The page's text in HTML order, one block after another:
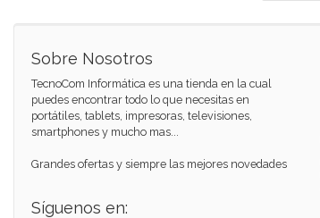
Sobre Nosotros
TecnoCom Informática es una tienda en la cual
puedes encontrar todo lo que necesitas en
portátiles, tablets, impresoras, televisiones,
smartphones y mucho mas...
Grandes ofertas y siempre las mejores novedades
Síguenos en: